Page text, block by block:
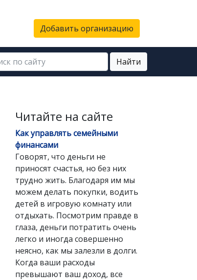
Добавить организацию
Найти
Читайте на сайте
Как управлять семейными
финансами
Говорят, что деньги не
приносят счастья, но без них
трудно жить. Благодаря им мы
можем делать покупки, водить
детей в игровую комнату или
отдыхать. Посмотрим правде в
глаза, деньги потратить очень
легко и иногда совершенно
неясно, как мы залезли в долги.
Когда ваши расходы
превышают ваш доход, все